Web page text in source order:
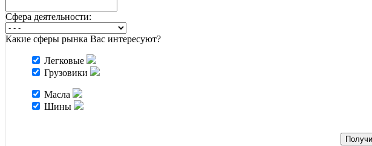
Cфера деятельности:
Какие сферы рынка Вас интересуют?
Легковые
Грузовики
Масла
Шины